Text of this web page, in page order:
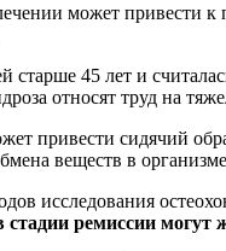
может привести к
старше 45 лет и
относят труд на
привести сидячий
веществ в
исследования
стадии ремиссии